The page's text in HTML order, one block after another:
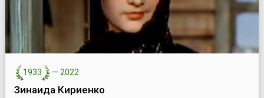
1933 — 2022
Зинаида Кириенко